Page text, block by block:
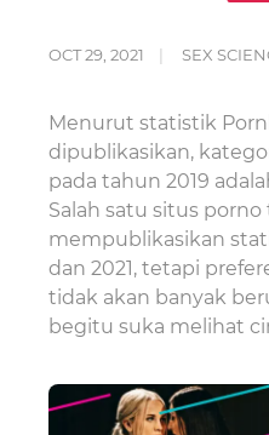
OCT 29, 2021 SEX
Menurut statistik
dipublikasikan,
pada tahun 2019
Salah satu situs
mempublikasikan
dan 2021, tetapi
tidak akan banyak
begitu suka melihat